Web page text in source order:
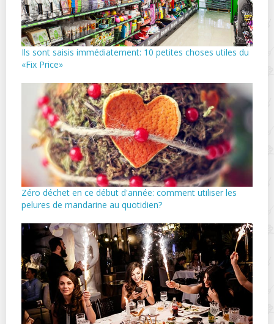
Ils sont saisis immédiatement: 10 petites choses utiles du
«Fix Price»
Zéro déchet en ce début d'année: comment utiliser les
pelures de mandarine au quotidien?